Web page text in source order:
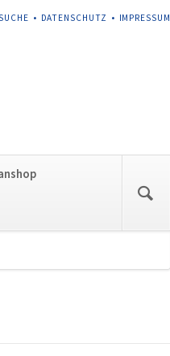
DATENSCHUTZ IMPRESSUM
überspringen